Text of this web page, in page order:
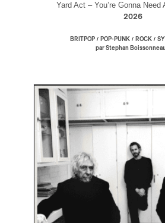
Yard Act – You’re Gonna Need
2026
BRITPOP / POP-PUNK / ROCK /
par Stephan